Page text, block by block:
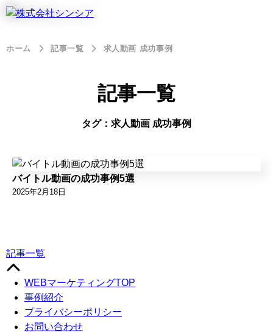
ホーム 記事一覧 求人動画 成功事例
記事一覧
タグ：求人動画 成功事例
バイトル動画の成功事例5選
2025年2月18日
記事一覧
WEBマーケティングTOP
事例紹介
プライバシーポリシー
お問い合わせ